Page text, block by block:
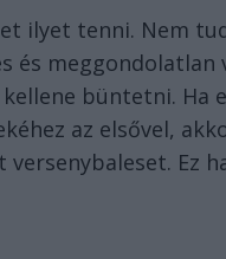
ilyet tenni. Nem
és meggondolatlan
büntetni. Ha
az elsővel,
Ez